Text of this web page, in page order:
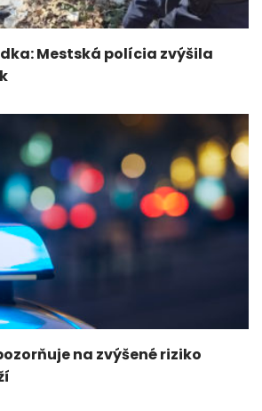
Mestská polícia zvýšila
na zvýšené riziko